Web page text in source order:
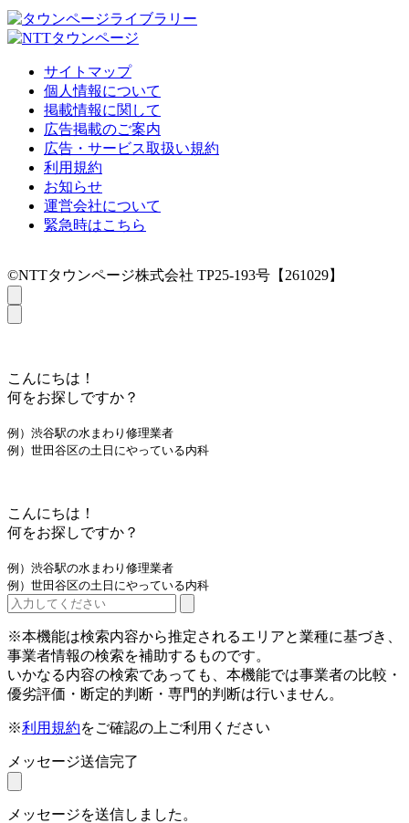
サイトマップ
個人情報について
掲載情報に関して
広告掲載のご案内
広告・サービス取扱い規約
利用規約
お知らせ
運営会社について
緊急時はこちら
©NTTタウンページ株式会社 TP25-193号【261029】
こんにちは！
何をお探しですか？
例）渋谷駅の水まわり修理業者
例）世田谷区の土日にやっている内科
こんにちは！
何をお探しですか？
例）渋谷駅の水まわり修理業者
例）世田谷区の土日にやっている内科
※本機能は検索内容から推定されるエリアと業種に基づき、
事業者情報の検索を補助するものです。
いかなる内容の検索であっても、本機能では事業者の比較・
優劣評価・断定的判断・専門的判断は行いません。
※利用規約をご確認の上ご利用ください
メッセージ送信完了
メッセージを送信しました。